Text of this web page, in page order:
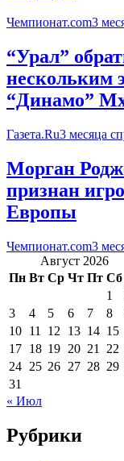
Чемпионат.com3
“Урал”
нескольким
“Динамо”
Газета.Ru3 месяца
Морган
признан
Европы
Чемпионат.com3
Август 2026
Пн Вт Ср Чт Пт Сб
1
3
4 5 6 7 8
10 11 12 13 14 15
17 18 19 20 21 22
24 25 26 27 28 29
31
« Июл
Рубрики